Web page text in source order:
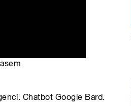
Chatbot Google Bard.